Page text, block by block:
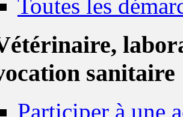
Toutes les
sanitaire
Participer à une